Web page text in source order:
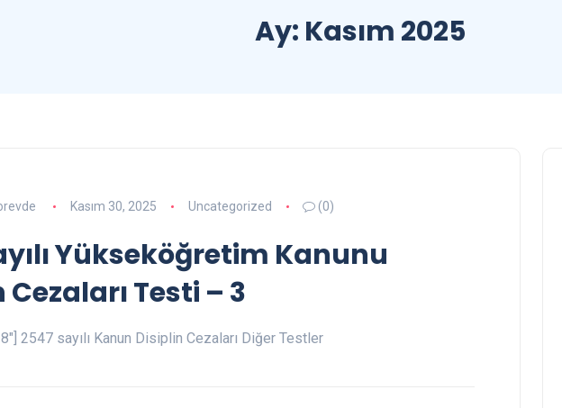
Ay: Kasım 2025
Kasım 30, 2025 Uncategorized (0)
Yükseköğretim Kanunu
Testi – 3
2547 sayılı Kanun Disiplin Cezaları Diğer Testler